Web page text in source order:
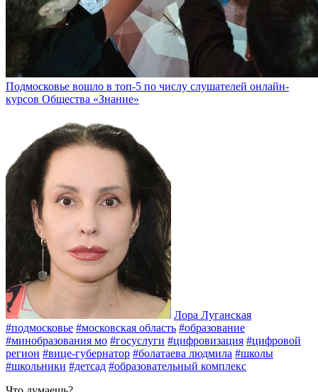
Подмосковье вошло в топ-5 по числу слушателей онлайн-
курсов Общества «Знание»
Лора Луганская
#подмосковье #московская область #образование
#минобразования мо #госуслуги #цифровизация #цифровой
регион #вице-губернатор #болатаева людмила #школы
#школьники #детсад #образовательный комплекс